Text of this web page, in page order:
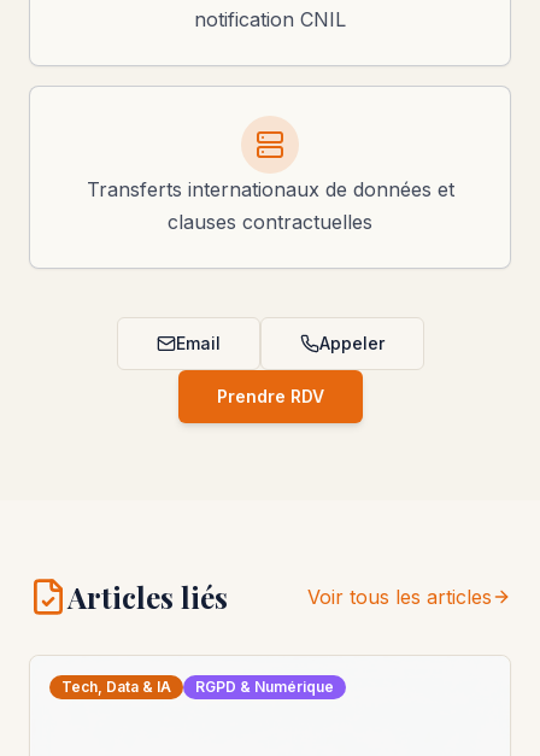
notification CNIL
Transferts internationaux de données et
clauses contractuelles
Email Appeler
Prendre RDV
Articles liés Voir tous les articles
Tech, Data & IA RGPD & Numérique